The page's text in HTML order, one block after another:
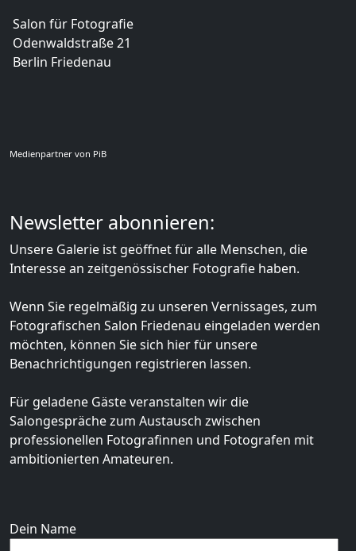
Salon für Fotografie
Odenwaldstraße 21
Berlin Friedenau
Medienpartner von PiB
Newsletter abonnieren:
Unsere Galerie ist geöffnet für alle Menschen, die
Interesse an zeitgenössischer Fotografie haben.
Wenn Sie regelmäßig zu unseren Vernissages, zum
Fotografischen Salon Friedenau eingeladen werden
möchten, können Sie sich hier für unsere
Benachrichtigungen registrieren lassen.
Für geladene Gäste veranstalten wir die
Salongespräche zum Austausch zwischen
professionellen Fotografinnen und Fotografen mit
ambitionierten Amateuren.
Dein Name